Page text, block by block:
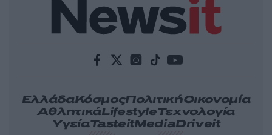
ΕλλάδαΚόσμοςΠολιτικήΟικονομία
ΑθλητικάLifestyleΤεχνολογία
ΥγείαTasteitMediaDriveit